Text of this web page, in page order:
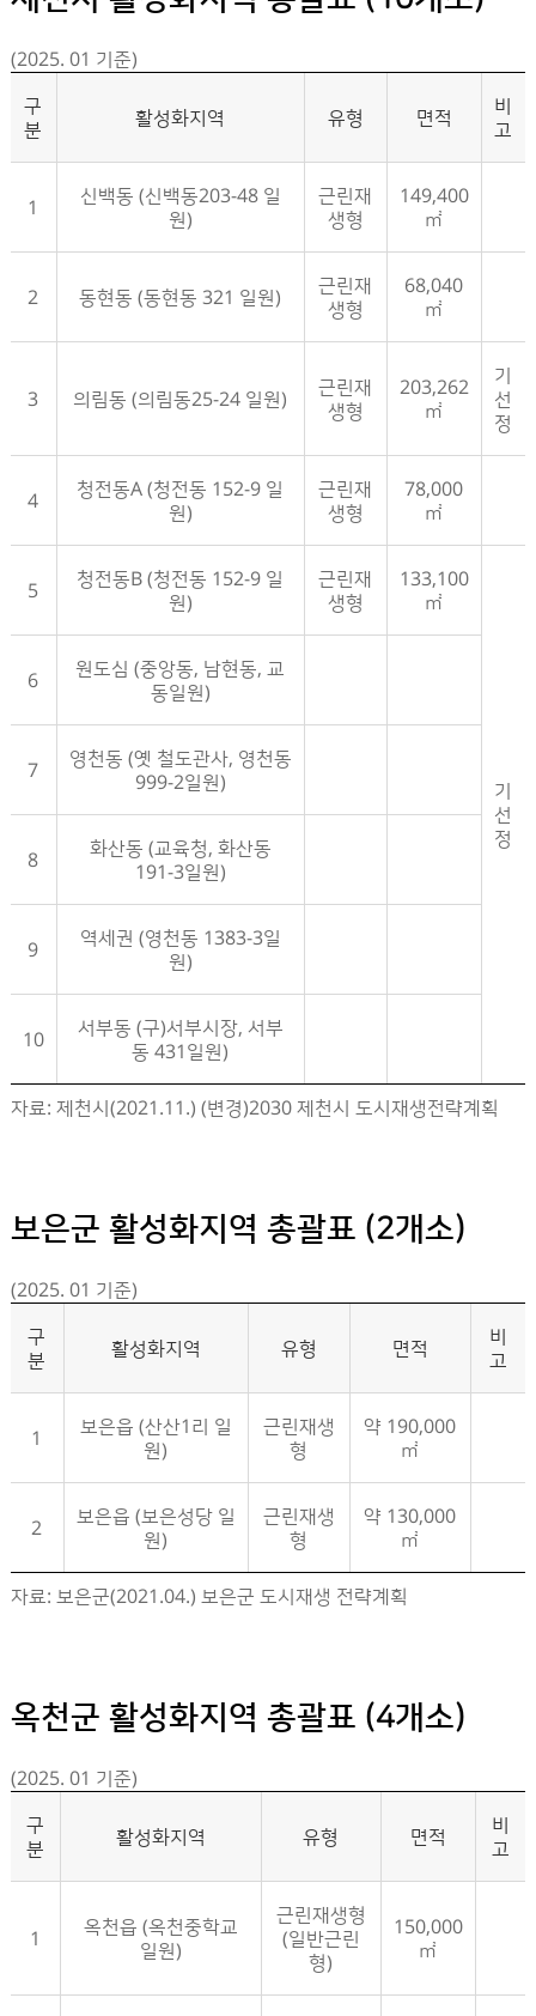
(2025. 01 기준)
제천시 활성화지역 지정현황- 구분, 활성화지역, 유형, 면적, 비고 정보제공
구
분
활성화지역 유형 면적
비
고
1
신백동 (신백동203-48 일
원)
근린재
생형
149,400
㎡
2 동현동 (동현동 321 일원)
근린재
생형
68,040
㎡
3 의림동 (의림동25-24 일원)
근린재
생형
203,262
㎡
기
선
정
4
청전동A (청전동 152-9 일
원)
근린재
생형
78,000
㎡
5
청전동B (청전동 152-9 일
원)
근린재
생형
133,100
㎡
기
선
정
6
원도심 (중앙동, 남현동, 교
동일원)
7
영천동 (옛 철도관사, 영천동
999-2일원)
8
화산동 (교육청, 화산동
191-3일원)
9
역세권 (영천동 1383-3일
원)
10
서부동 (구)서부시장, 서부
동 431일원)
자료: 제천시(2021.11.) (변경)2030 제천시 도시재생전략계획
보은군 활성화지역 총괄표 (2개소)
(2025. 01 기준)
보은군 활성화지역 지정현황- 구분, 활성화지역, 유형, 면적, 비고 정보제공
구
분
활성화지역 유형 면적
비
고
1
보은읍 (산산1리 일
원)
근린재생
형
약 190,000
㎡
2
보은읍 (보은성당 일
원)
근린재생
형
약 130,000
㎡
자료: 보은군(2021.04.) 보은군 도시재생 전략계획
옥천군 활성화지역 총괄표 (4개소)
(2025. 01 기준)
구
분
활성화지역 유형 면적
비
고
1
옥천읍 (옥천중학교
일원)
근린재생형
(일반근린
형)
150,000
㎡